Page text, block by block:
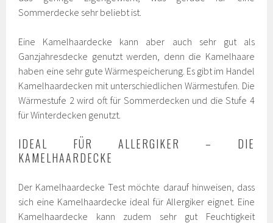
Sommerdecke sehr beliebt ist.
Eine Kamelhaardecke kann aber auch sehr gut als
Ganzjahresdecke genutzt werden, denn die Kamelhaare
haben eine sehr gute Wärmespeicherung. Es gibt im Handel
Kamelhaardecken mit unterschiedlichen Wärmestufen. Die
Wärmestufe 2 wird oft für Sommerdecken und die Stufe 4
für Winterdecken genutzt.
IDEAL FÜR ALLERGIKER – DIE
KAMELHAARDECKE
Der Kamelhaardecke Test möchte darauf hinweisen, dass
sich eine Kamelhaardecke ideal für Allergiker eignet. Eine
Kamelhaardecke kann zudem sehr gut Feuchtigkeit